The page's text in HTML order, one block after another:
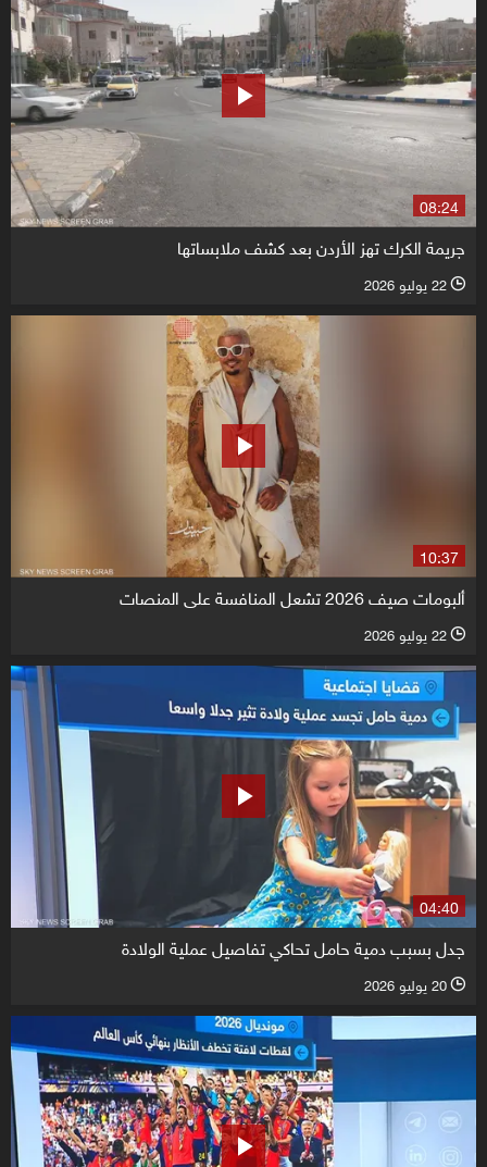
08:24
جريمة الكرك تهز الأردن بعد كشف ملابساتها
l 22 يوليو 2026
10:37
ألبومات صيف 2026 تشعل المنافسة على المنصات
l 22 يوليو 2026
04:40
جدل بسبب دمية حامل تحاكي تفاصيل عملية الولادة
l 20 يوليو 2026